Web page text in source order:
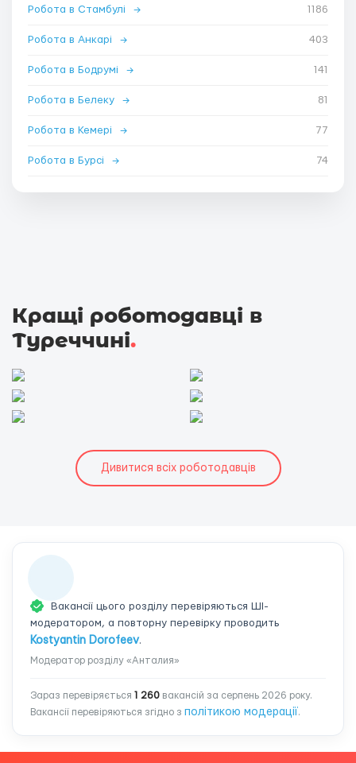
Робота в Стамбулі → 1186
Робота в Анкарі → 403
Робота в Бодрумі → 141
Робота в Белеку → 81
Робота в Кемері → 77
Робота в Бурсі → 74
Кращі роботодавці в
Туреччині.
Дивитися всіх роботодавців
Вакансії цього розділу перевіряються ШІ-
модератором, а повторну перевірку проводить
Kostyantin Dorofeev.
Модератор розділу «Анталия»
Зараз перевіряється 1 260 вакансій за серпень 2026 року.
Вакансії перевіряються згідно з політикою модерації.